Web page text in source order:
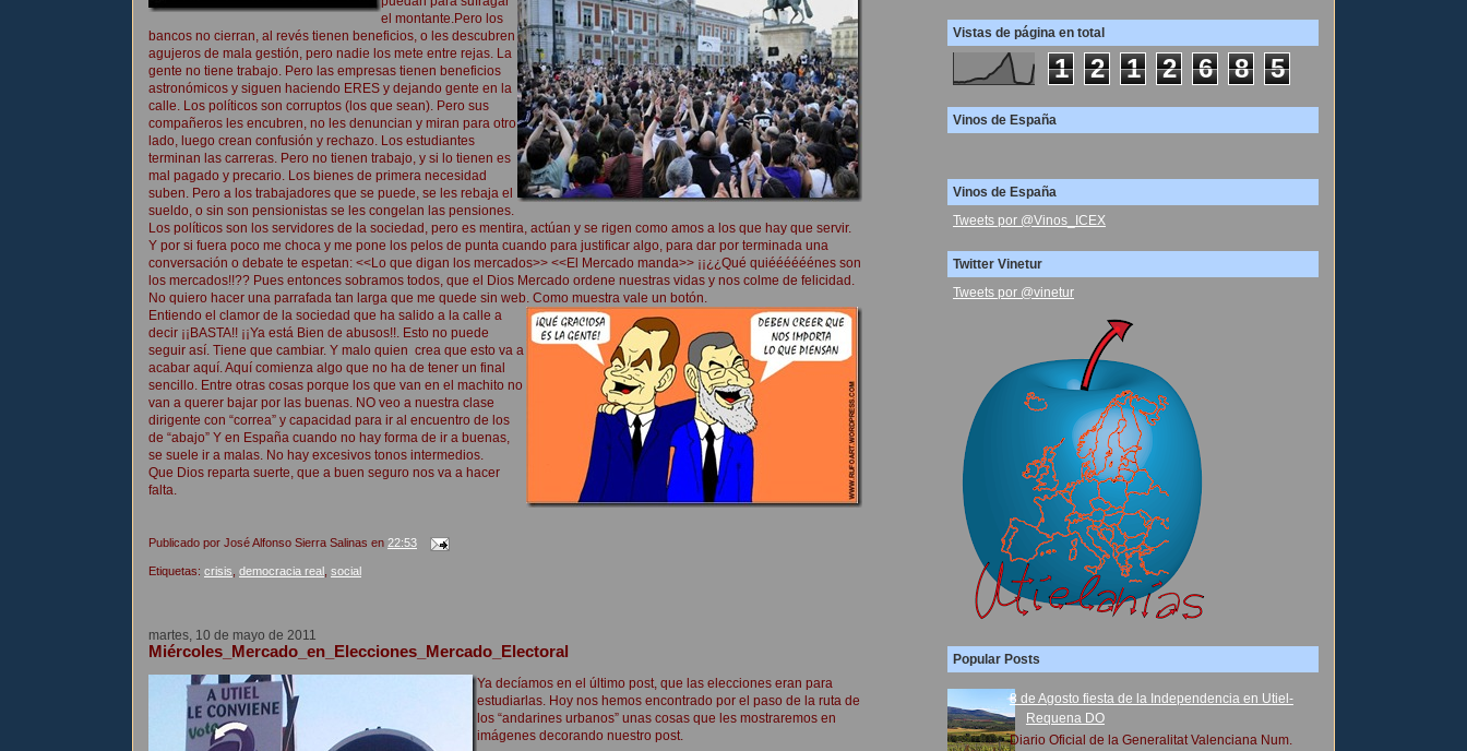
el montante.Pero los
bancos no cierran, al revés tienen beneficios, o les descubren
agujeros de mala gestión, pero nadie los mete entre rejas. La
gente no tiene trabajo. Pero las empresas tienen beneficios
astronómicos y siguen haciendo ERES y dejando gente en la
calle. Los políticos son corruptos (los que sean). Pero sus
compañeros les encubren, no les denuncian y miran para otro
lado, luego crean confusión y rechazo. Los estudiantes
terminan las carreras. Pero no tienen trabajo, y si lo tienen es
mal pagado y precario. Los bienes de primera necesidad
suben. Pero a los trabajadores que se puede, se les rebaja el
sueldo, o sin son pensionistas se les congelan las pensiones.
Los políticos son los servidores de la sociedad, pero es mentira, actúan y se rigen como amos a los que hay que servir.
Y por si fuera poco me choca y me pone los pelos de punta cuando para justificar algo, para dar por terminada una
conversación o debate te espetan: <<Lo que digan los mercados>> <<El Mercado manda>> ¡¡¿¿Qué quiéééééénes son
los mercados!!?? Pues entonces sobramos todos, que el Dios Mercado ordene nuestras vidas y nos colme de felicidad.
No quiero hacer una parrafada tan larga que me quede sin web. Como muestra vale un botón.
Entiendo el clamor de la sociedad que ha salido a la calle a
decir ¡¡BASTA!! ¡¡Ya está Bien de abusos!!. Esto no puede
seguir así. Tiene que cambiar. Y malo quien crea que esto va a
acabar aquí. Aquí comienza algo que no ha de tener un final
sencillo. Entre otras cosas porque los que van en el machito no
van a querer bajar por las buenas. NO veo a nuestra clase
dirigente con “correa” y capacidad para ir al encuentro de los
de “abajo” Y en España cuando no hay forma de ir a buenas,
se suele ir a malas. No hay excesivos tonos intermedios.
Que Dios reparta suerte, que a buen seguro nos va a hacer
falta.
Publicado por José Alfonso Sierra Salinas en 22:53
Etiquetas: crisis democracia real social
martes, 10 de mayo de 2011
Miércoles_Mercado_en_Elecciones_Mercado_Electoral
Ya decíamos en el último post, que las elecciones eran para
estudiarlas. Hoy nos hemos encontrado por el paso de la ruta de
los “andarines urbanos” unas cosas que les mostraremos en
imágenes decorando nuestro post.
Vistas de página en total
1 2 1 2 6 8 5
Vinos de España
Vinos de España
Tweets por @Vinos_ICEX
Twitter Vinetur
Tweets por @vinetur
Popular Posts
8 de Agosto fiesta de la Independencia en Utiel-
Requena DO
Diario Oficial de la Generalitat Valenciana Num.